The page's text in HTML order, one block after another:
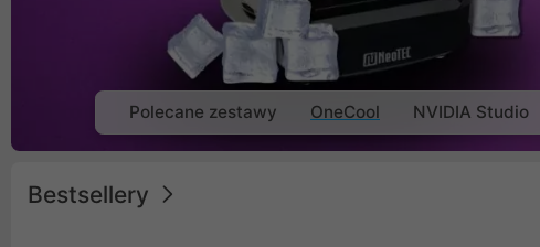
Polecane zestawy OneCool NVIDIA Studio
Bestsellery